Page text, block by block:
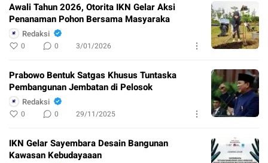
Awali Tahun 2026, Otorita IKN Gelar Aksi
Penanaman Pohon Bersama Masyaraka
Redaksi
0 0 3/01/2026
Prabowo Bentuk Satgas Khusus Tuntaska
Pembangunan Jembatan di Pelosok
Redaksi
0 0 29/11/2025
IKN Gelar Sayembara Desain Bangunan
Kawasan Kebudayaaan